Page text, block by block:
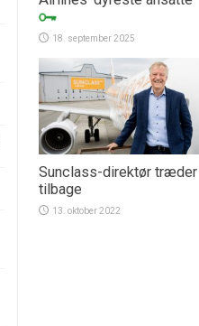
18. september 2025
Sunclass-direktør træder
tilbage
13. oktober 2022